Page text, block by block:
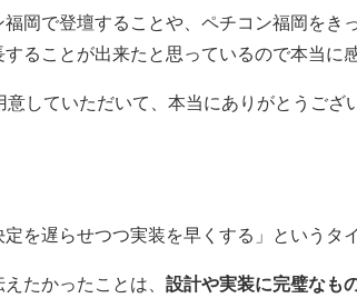
岡で登壇することや、ペチコン福岡をき
ることが出来たと思っているので本当に
していただいて、本当にありがとうござ
を遅らせつつ実装を早くする」というタ
たかったことは、 設計や実装に完璧なも